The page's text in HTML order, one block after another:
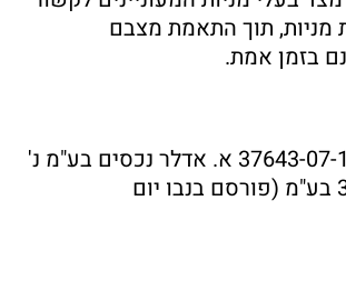
תוך התאמת מצבם
בזמן אמת.
הפ (ת"א) 37643-07-15 א. אדלר נכסים בע"מ נ'
קרסו מבנים 38 בע"מ (פורסם בנבו יום